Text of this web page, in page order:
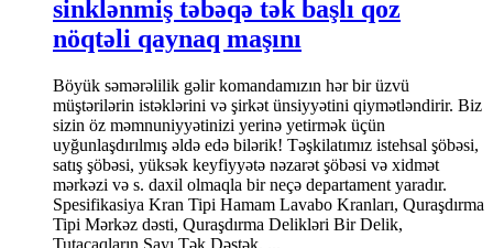
sinklənmiş təbəqə tək başlı qoz
nöqtəli qaynaq maşını
Böyük səmərəlilik gəlir komandamızın hər bir üzvü
müştərilərin istəklərini və şirkət ünsiyyətini qiymətləndirir. Biz
sizin öz məmnuniyyətinizi yerinə yetirmək üçün
uyğunlaşdırılmış əldə edə bilərik! Təşkilatımız istehsal şöbəsi,
satış şöbəsi, yüksək keyfiyyətə nəzarət şöbəsi və xidmət
mərkəzi və s. daxil olmaqla bir neçə departament yaradır.
Spesifikasiya Kran Tipi Hamam Lavabo Kranları, Quraşdırma
Tipi Mərkəz dəsti, Quraşdırma Delikləri Bir Delik,